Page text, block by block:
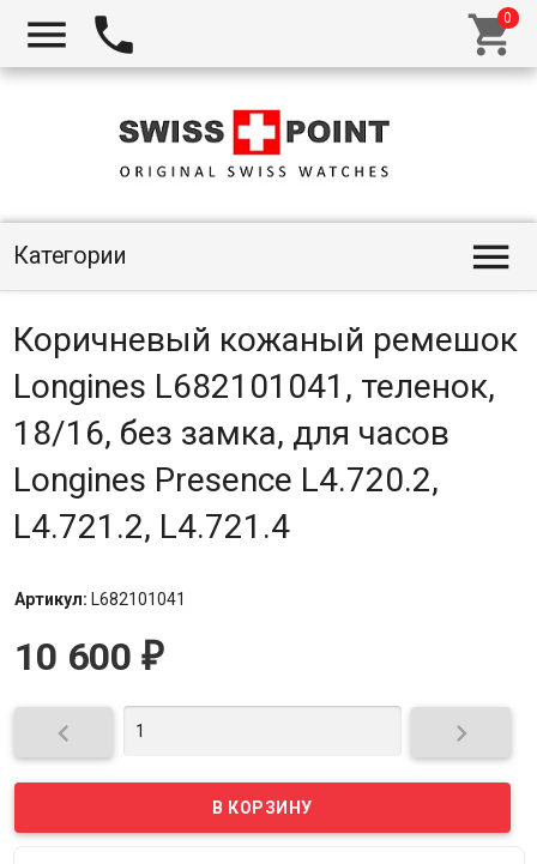
  
Категории 
Коричневый кожаный ремешок
Longines L682101041, теленок,
18/16, без замка, для часов
Longines Presence L4.720.2,
L4.721.2, L4.721.4
Артикул: L682101041
10 600 ₽
 